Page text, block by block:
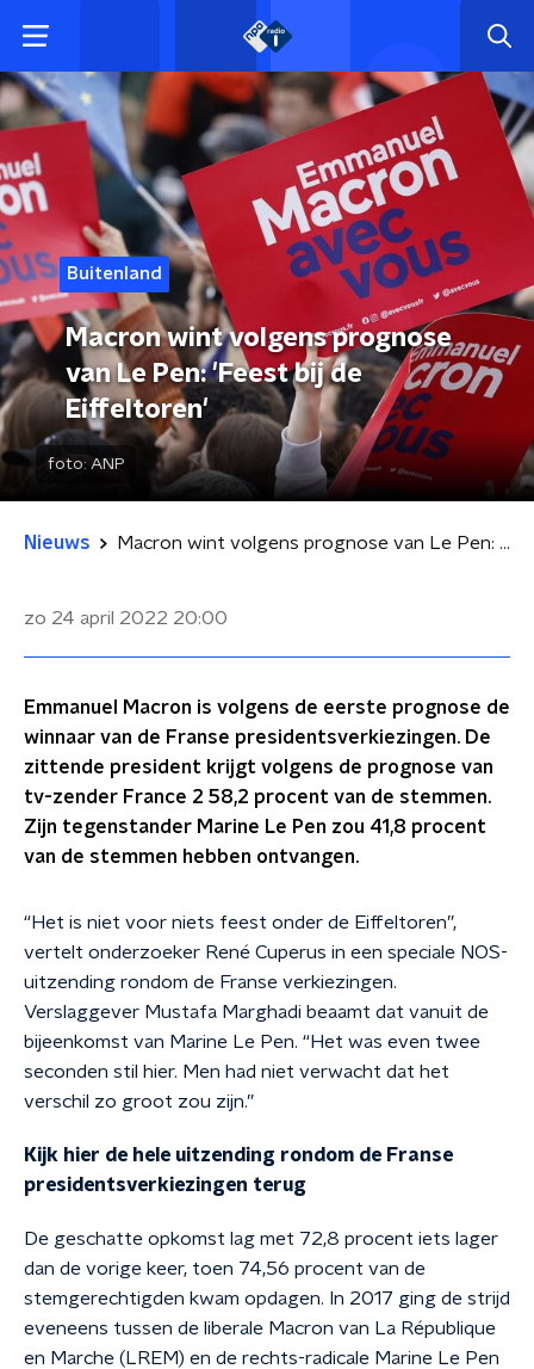
Buitenland
Macron wint volgens prognose
van Le Pen: 'Feest bij de
Eiffeltoren'
foto: ANP
Nieuws Macron wint volgens prognose van Le Pen: 'Feest bij de Eiffeltoren'
zo 24 april 2022 20:00
Emmanuel Macron is volgens de eerste prognose de
winnaar van de Franse presidentsverkiezingen. De
zittende president krijgt volgens de prognose van
tv-zender France 2 58,2 procent van de stemmen.
Zijn tegenstander Marine Le Pen zou 41,8 procent
van de stemmen hebben ontvangen.
“Het is niet voor niets feest onder de Eiffeltoren”,
vertelt onderzoeker René Cuperus in een speciale NOS-
uitzending rondom de Franse verkiezingen.
Verslaggever Mustafa Marghadi beaamt dat vanuit de
bijeenkomst van Marine Le Pen. “Het was even twee
seconden stil hier. Men had niet verwacht dat het
verschil zo groot zou zijn.”
Kijk hier de hele uitzending rondom de Franse
presidentsverkiezingen terug
De geschatte opkomst lag met 72,8 procent iets lager
dan de vorige keer, toen 74,56 procent van de
stemgerechtigden kwam opdagen. In 2017 ging de strijd
eveneens tussen de liberale Macron van La République
en Marche (LREM) en de rechts-radicale Marine Le Pen